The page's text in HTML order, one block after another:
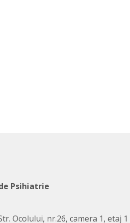
Psihiatrie
Ocolului, nr.26, camera 1, etaj 1